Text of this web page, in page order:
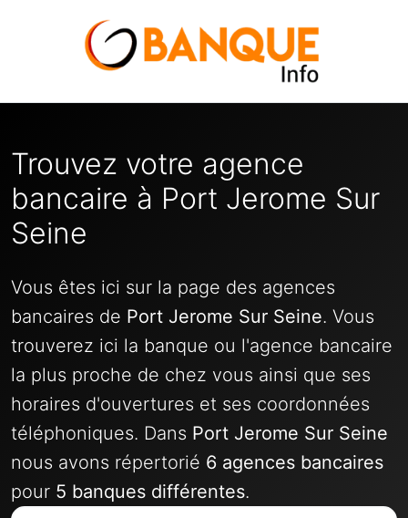
Trouvez votre agence
bancaire à Port Jerome Sur
Seine
Vous êtes ici sur la page des agences
bancaires de Port Jerome Sur Seine. Vous
trouverez ici la banque ou l'agence bancaire
la plus proche de chez vous ainsi que ses
horaires d'ouvertures et ses coordonnées
téléphoniques. Dans Port Jerome Sur Seine
nous avons répertorié 6 agences bancaires
pour 5 banques différentes.